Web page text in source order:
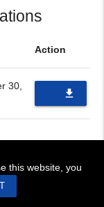
Action
30,
file_download
PDF
this website, you
!
team